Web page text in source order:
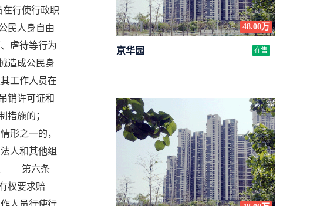
行使行政职
民人身自由
虐待等行为
造成公民身
工作人员在
销许可证和
施的；
之一的，
人和其他组
关 第六条
权要求赔
人员行使行
48.00万
京华园 在售